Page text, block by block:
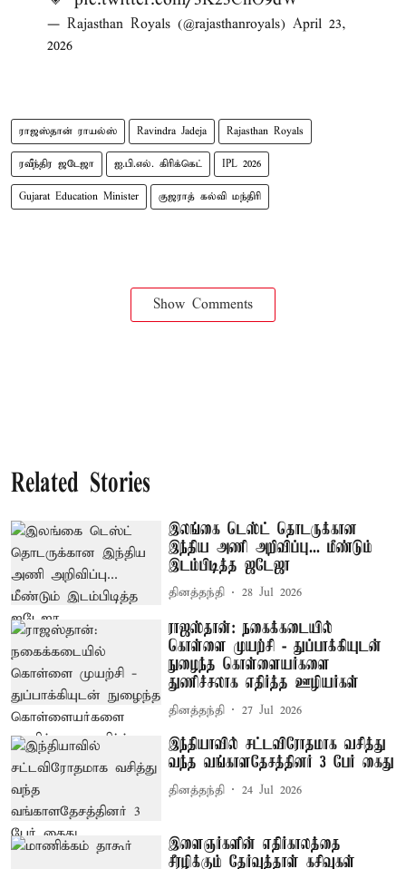
— Rajasthan Royals (@rajasthanroyals) April 23,
2026
ராஜஸ்தான் ராயல்ஸ் Ravindra Jadeja Rajasthan Royals
ரவீந்திர ஜடேஜா ஐ.பி.எல். கிரிக்கெட் IPL 2026
Gujarat Education Minister குஜராத் கல்வி மந்திரி
Show Comments
Related Stories
இலங்கை டெஸ்ட் தொடருக்கான
இந்திய அணி அறிவிப்பு... மீண்டும்
இடம்பிடித்த ஜடேஜா
தினத்தந்தி 28 Jul 2026
ராஜஸ்தான்: நகைக்கடையில்
கொள்ளை முயற்சி - துப்பாக்கியுடன்
நுழைந்த கொள்ளையர்களை
துணிச்சலாக எதிர்த்த ஊழியர்கள்
தினத்தந்தி 27 Jul 2026
இந்தியாவில் சட்டவிரோதமாக வசித்து
வந்த வங்காளதேசத்தினர் 3 பேர் கைது
தினத்தந்தி 24 Jul 2026
இளைஞர்களின் எதிர்காலத்தை
சீரழிக்கும் தேர்வுத்தாள் கசிவுகள் –